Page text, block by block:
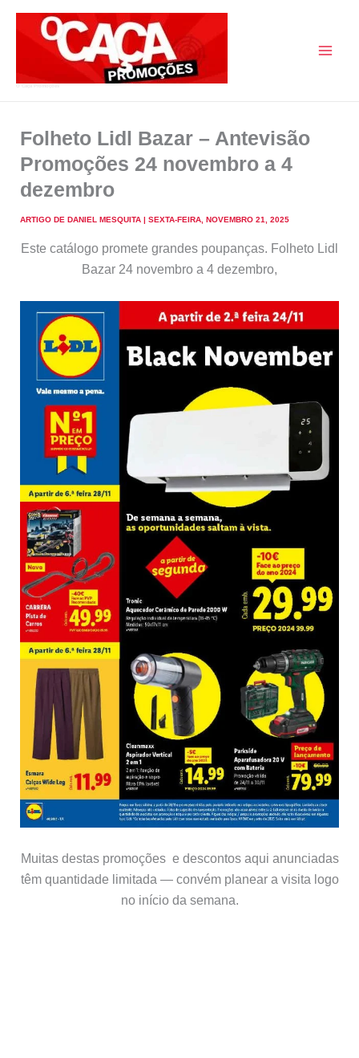
Folheto Lidl Bazar – Antevisão
Promoções 24 novembro a 4
dezembro
ARTIGO DE DANIEL MESQUITA | SEXTA-FEIRA, NOVEMBRO 21, 2025
Este catálogo promete grandes poupanças. Folheto Lidl
Bazar 24 novembro a 4 dezembro,
Muitas destas promoções e descontos aqui anunciadas
têm quantidade limitada — convém planear a visita logo
no início da semana.